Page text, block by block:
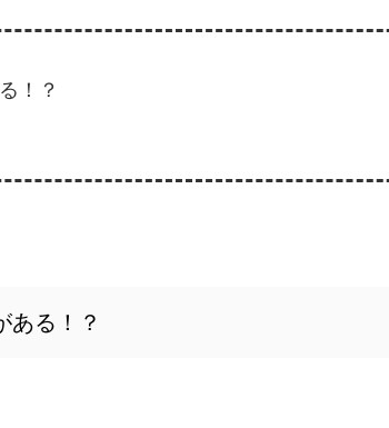
！？
ある！？